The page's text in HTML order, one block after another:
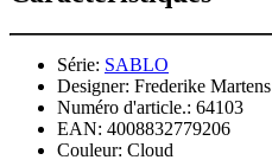
Série: SABLO
Designer: Frederike Martens
Numéro d'article.: 64103
EAN: 4008832779206
Couleur: Cloud